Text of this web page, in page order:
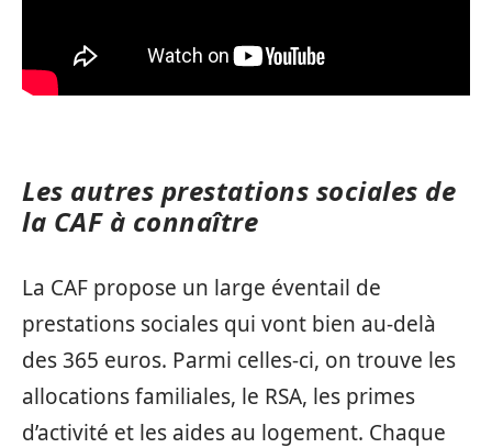
Les autres prestations sociales de
la CAF à connaître
La CAF propose un large éventail de
prestations sociales qui vont bien au-delà
des 365 euros. Parmi celles-ci, on trouve les
allocations familiales, le RSA, les primes
d’activité et les aides au logement. Chaque